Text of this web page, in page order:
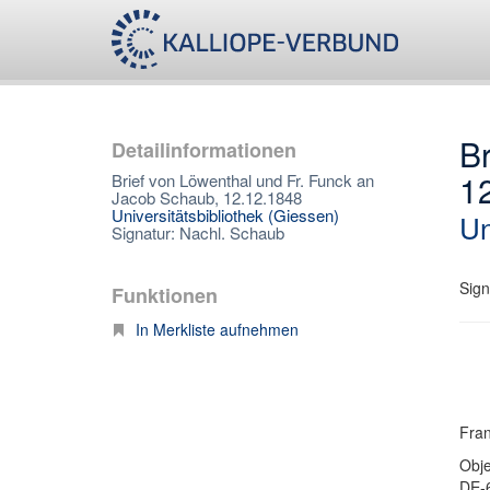
Detailinformationen
Brief von Löwenthal und Fr. Funck an
Jacob Schaub, 12.12.1848
Universitätsbibliothek (Giessen)
Signatur: Nachl. Schaub
Funktionen
In Merkliste aufnehmen